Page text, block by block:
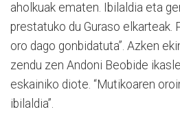
aholkuak ematen. Ibilaldia eta
prestatuko du Guraso elkarteak.
oro dago gonbidatuta”. Azken
zendu zen Andoni Beobide
eskainiko diote. “Mutikoaren
ibilaldia”.